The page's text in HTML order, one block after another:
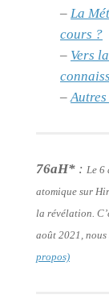
– La
cours ?
– Vers
–
76aH* : Le 6
atomique sur
la révélation.
août 2021, nous
propos)